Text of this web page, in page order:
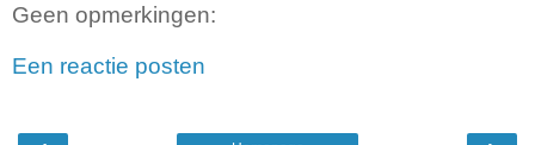
Geen opmerkingen:
Een reactie posten